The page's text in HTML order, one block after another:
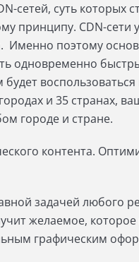
сетей, суть которых
принципу. CDN-
Именно поэтому
одновременно
и 35 странах,
городе и стране.
контента.
задачей любого
желаемое,
графическим